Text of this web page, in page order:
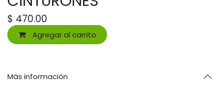
$ 470.00
Agregar al carrito
Más información